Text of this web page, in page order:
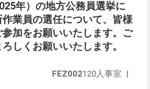
年）の地方公務員選挙に
業員の選任について、皆様
加をお願いいたします。ご
しくお願いいたします。
FEZ002120人事室 |